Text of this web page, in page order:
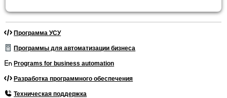
Программа УСУ
Программы для автоматизации бизнеса
Programs for business automation
Разработка программного обеспечения
Техническая поддержка